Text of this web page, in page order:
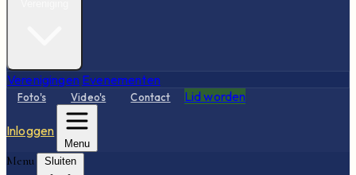
Verenigingen Evenementen
Foto's Video's Contact Lid worden
Inloggen
Menu
Menu Sluiten